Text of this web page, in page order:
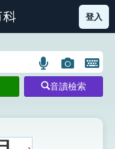
部首索引表圖示
登入
語
言
搜
圖
片
搜
開
鍵
圖
音讀檢索